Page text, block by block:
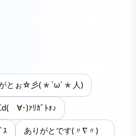
とぉ☆彡(*´ω`*人)
ゝ∀･)ｧﾘｶﾞﾄｫ♪
ｽ ありがとです(〃∇〃)ゞ